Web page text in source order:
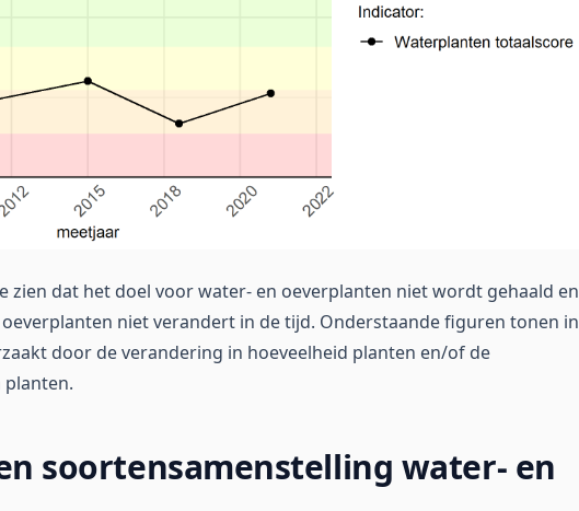
zien dat het doel voor water- en oeverplanten niet wordt gehaald en
niet verandert in de tijd. Onderstaande figuren tonen in
door de verandering in hoeveelheid planten en/of de
soortensamenstelling water- en